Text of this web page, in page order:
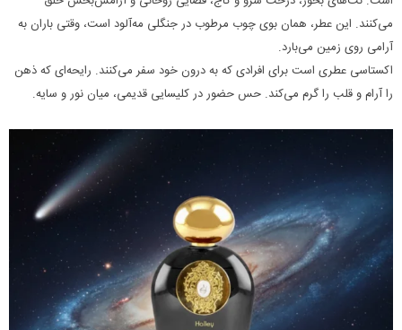
می‌کنند. این عطر، همان بوی چوب مرطوب در جنگلی مه‌آلود است، وقتی باران به
آرامی روی زمین می‌بارد.
اکستاسی عطری است برای افرادی که به درون خود سفر می‌کنند. رایحه‌ای که ذهن
را آرام و قلب را گرم می‌کند. حس حضور در کلیسایی قدیمی، میان نور و سایه.